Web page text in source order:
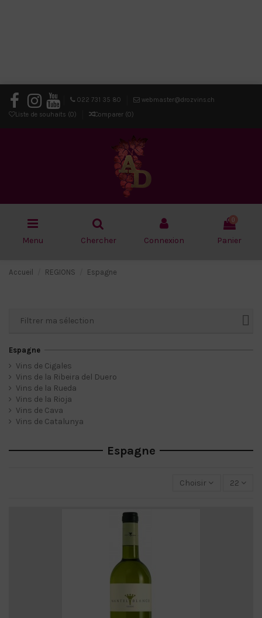
022 731 35 80
webmaster@drozvins.ch
Liste de souhaits (0) Comparer (0)
Menu Chercher Connexion
0
Panier
Accueil REGIONS Espagne
Espagne
Choisir 22
Filtrer ma sélection
Espagne
Vins de Cigales
Vins de la Ribeira del Duero
Vins de la Rueda
Vins de la Rioja
Vins de Cava
Vins de Catalunya